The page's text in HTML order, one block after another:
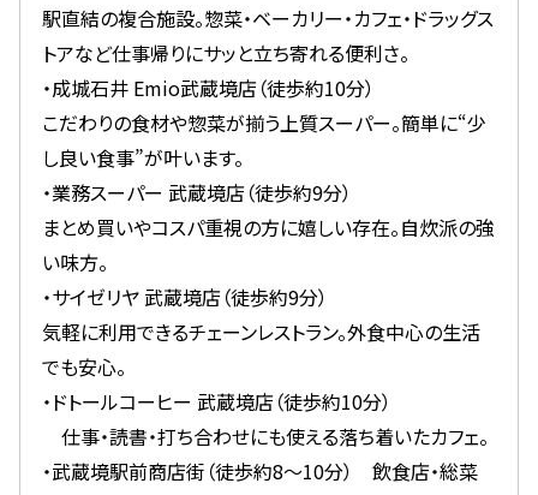
駅直結の複合施設。惣菜・ベーカリー・カフェ・ドラッグス
トアなど仕事帰りにサッと立ち寄れる便利さ。
・成城石井 Emio武蔵境店（徒歩約10分）
こだわりの食材や惣菜が揃う上質スーパー。簡単に“少
し良い食事”が叶います。
・業務スーパー 武蔵境店（徒歩約9分）
まとめ買いやコスパ重視の方に嬉しい存在。自炊派の強
い味方。
・サイゼリヤ 武蔵境店（徒歩約9分）
気軽に利用できるチェーンレストラン。外食中心の生活
でも安心。
・ドトールコーヒー 武蔵境店（徒歩約10分）
仕事・読書・打ち合わせにも使える落ち着いたカフェ。
・武蔵境駅前商店街（徒歩約8〜10分） 飲食店・総菜